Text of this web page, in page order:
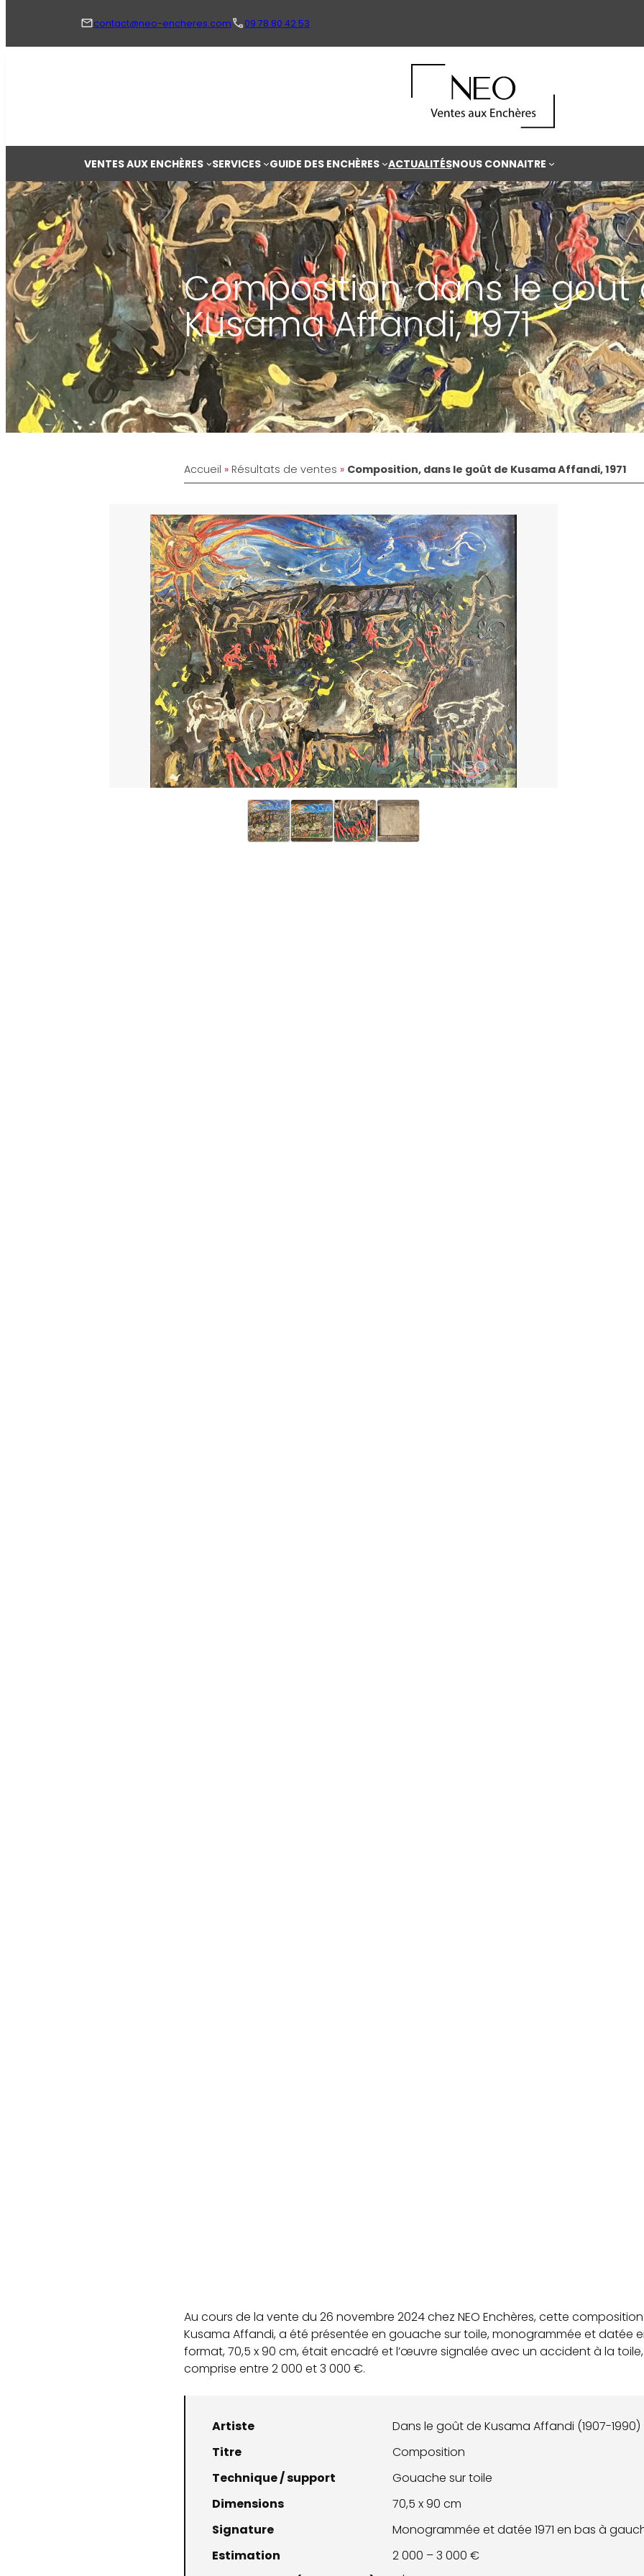
contact@neo-encheres.com 09 78 80 42 53
VENTES AUX ENCHÈRES SERVICES GUIDE DES ENCHÈRES ACTUALITÉSNOUS CONNAITRE
Composition, dans le goût
Kusama Affandi, 1971
Accueil » Résultats de ventes » Composition, dans le goût de Kusama Affandi, 1971
Au cours de la vente du 26 novembre 2024 chez NEO Enchères, cette composition
Kusama Affandi, a été présentée en gouache sur toile, monogrammée et datée
format, 70,5 x 90 cm, était encadré et l’œuvre signalée avec un accident à la
comprise entre 2 000 et 3 000 €.
Artiste
Dans le goût de Kusama Affandi (1907-1990)
Titre
Composition
Technique / support
Gouache sur toile
Dimensions
70,5 x 90 cm
Signature
Monogrammée et datée 1971 en bas à
Estimation
2 000 – 3 000 €